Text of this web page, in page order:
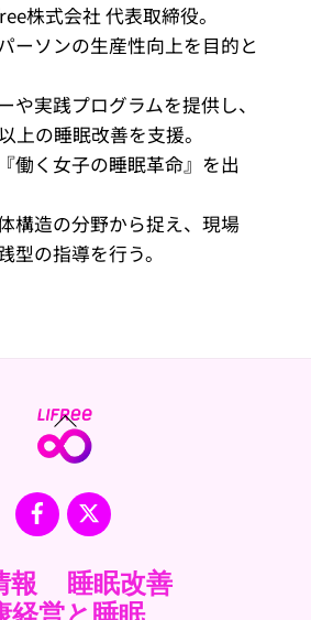
株式会社 代表取締役。
ーソンの生産性向上を目的と
や実践プログラムを提供し、
上の睡眠改善を支援。
働く女子の睡眠革命』を出
構造の分野から捉え、現場
型の指導を行う。
Back
To
Facebook
X
報
睡眠改善